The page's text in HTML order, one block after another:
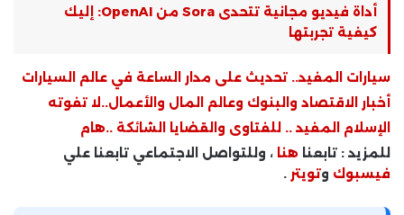
أداة فيديو مجانية تتحدى Sora من OpenAI: إليك
كيفية تجربتها
سيارات المفيد.. تحديث على مدار الساعة في عالم السيارات
أخبار الاقتصاد والبنوك وعالم المال والأعمال..لا تفوته
الإسلام المفيد .. للفتاوى والقضايا الشائكة ..هام
للمزيد : تابعنا هنا ، وللتواصل الاجتماعي تابعنا علي
فيسبوك وتويتر .